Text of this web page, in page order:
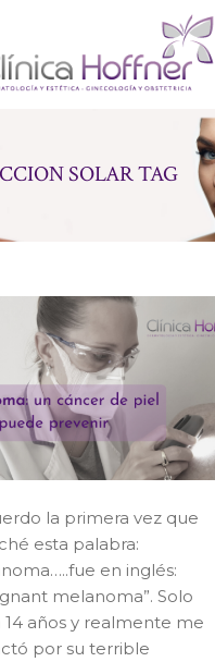
SOLAR TAG
la primera vez que
esta palabra:
en inglés:
melanoma”. Solo
años y realmente me
por su terrible